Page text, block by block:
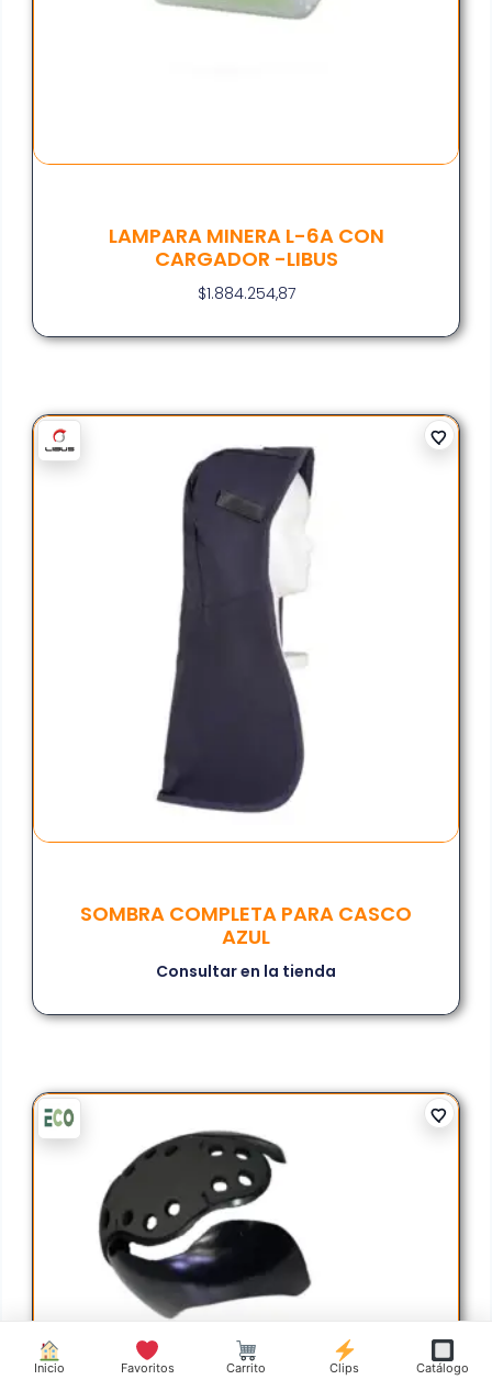
LAMPARA MINERA L-6A CON
CARGADOR -LIBUS
$1.884.254,87
SOMBRA COMPLETA PARA CASCO
AZUL
Consultar en la tienda
Inicio Favoritos Carrito Clips Catálogo